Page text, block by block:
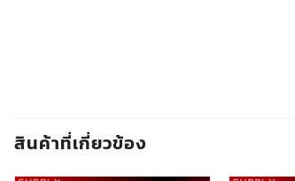
สินค้าที่เกี่ยวข้อง